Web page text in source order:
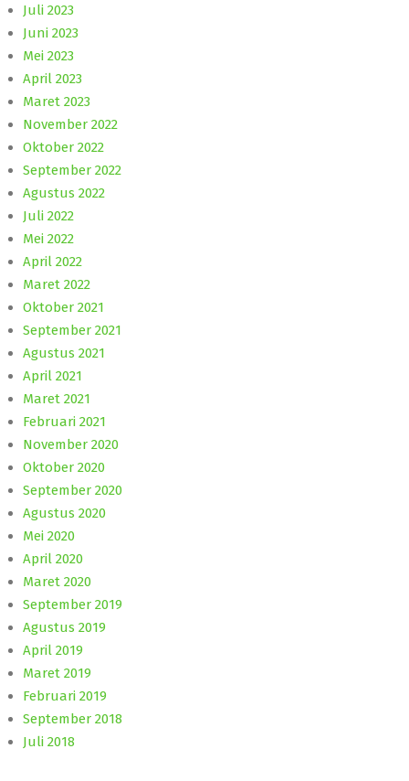
Juli 2023
Juni 2023
Mei 2023
April 2023
Maret 2023
November 2022
Oktober 2022
September 2022
Agustus 2022
Juli 2022
Mei 2022
April 2022
Maret 2022
Oktober 2021
September 2021
Agustus 2021
April 2021
Maret 2021
Februari 2021
November 2020
Oktober 2020
September 2020
Agustus 2020
Mei 2020
April 2020
Maret 2020
September 2019
Agustus 2019
April 2019
Maret 2019
Februari 2019
September 2018
Juli 2018